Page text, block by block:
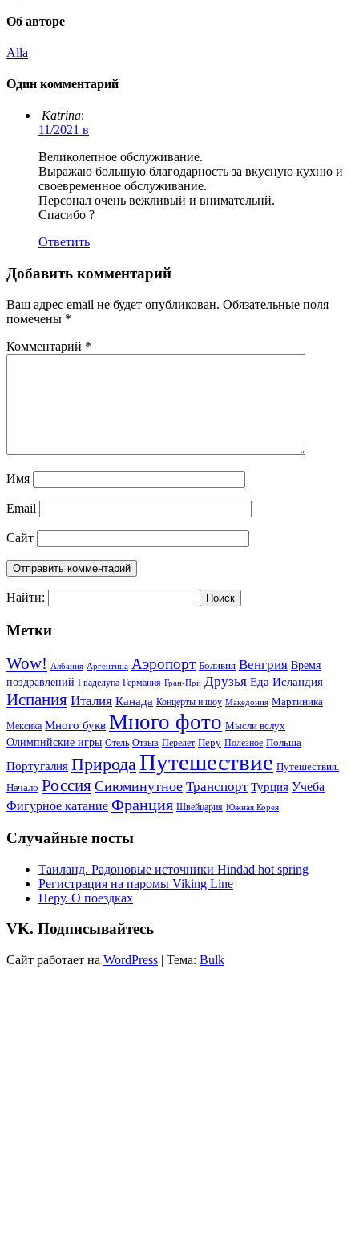
Об авторе
Alla
Один комментарий
Katrina:
11/2021 в
Великолепное обслуживание.
Выражаю большую благодарность за вкусную кухню и
своевременное обслуживание.
Персонал очень вежливый и внимательнй.
Спасибо ?
Ответить
Добавить комментарий
Ваш адрес email не будет опубликован. Обязательные поля
помечены *
Комментарий *
Имя
Email
Сайт
Найти:
Метки
Wow! Албания Аргентина Аэропорт Боливия Венгрия Время
поздравлений Гваделупа Германия Гран-При Друзья Еда Исландия
Испания Италия Канада Концерты и шоу Македония Мартиника
Мексика Много букв Много фото Мысли вслух
Олимпийские игры Отель Отзыв Перелет Перу Полезное Польша
Португалия ПриродаПутешествие Путешествия.
Начало Россия Сиюминутное Транспорт Турция Учеба
Фигурное катание Франция Швейцария Южная Корея
Случайные посты
Таиланд. Радоновые источники Hindad hot spring
Регистрация на паромы Viking Line
Перу. О поездках
VK. Подписывайтесь
Сайт работает на WordPress | Тема: Bulk